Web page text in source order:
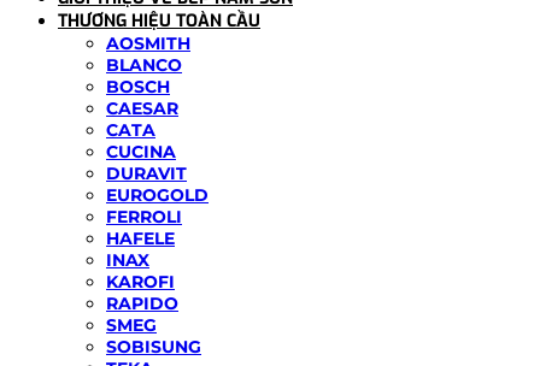
THƯƠNG HIỆU TOÀN CẦU
AOSMITH
BLANCO
BOSCH
CAESAR
CATA
CUCINA
DURAVIT
EUROGOLD
FERROLI
HAFELE
INAX
KAROFI
RAPIDO
SMEG
SOBISUNG